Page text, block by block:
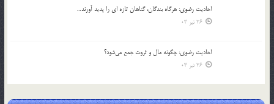
احادیث رضوی: هرگاه بندگان، گناهان تازه ای را پدید آورند…
26 تیر 03
احادیث رضوی: چگونه مال و ثروت جمع می‌شود؟
26 تیر 03